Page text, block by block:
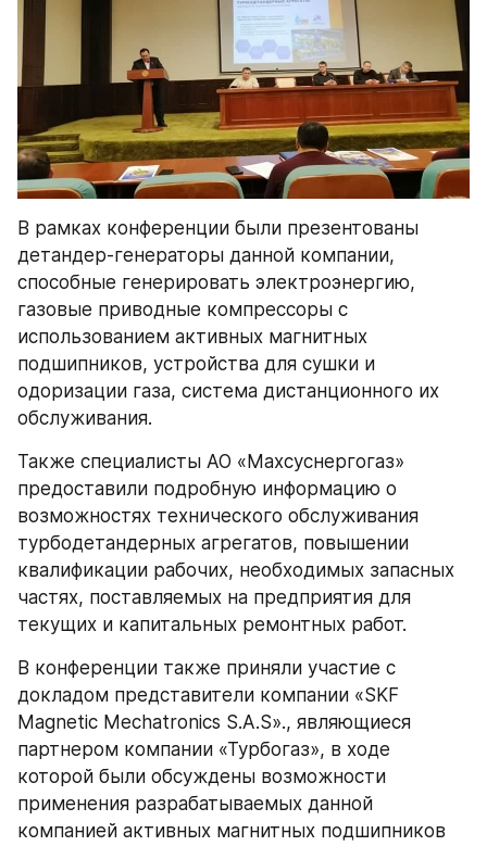
В рамках конференции были презентованы
детандер-генераторы данной компании,
способные генерировать электроэнергию,
газовые приводные компрессоры с
использованием активных магнитных
подшипников, устройства для сушки и
одоризации газа, система дистанционного их
обслуживания.
Также специалисты АО «Махсуснергогаз»
предоставили подробную информацию о
возможностях технического обслуживания
турбодетандерных агрегатов, повышении
квалификации рабочих, необходимых запасных
частях, поставляемых на предприятия для
текущих и капитальных ремонтных работ.
В конференции также приняли участие с
докладом представители компании «SKF
Magnetic Mechatronics S.A.S»., являющиеся
партнером компании «Турбогаз», в ходе
которой были обсуждены возможности
применения разрабатываемых данной
компанией активных магнитных подшипников